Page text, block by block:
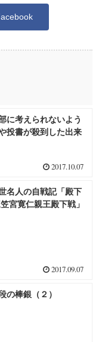
に考えられないよう
投書が殺到した出来
2017.10.07
名人の自戦記「殿下
宮寛仁親王殿下戦」
2017.09.07
の棒銀（２）